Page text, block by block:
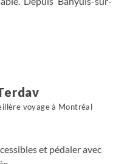
terrasses, lumière
roulons vers le col de
engagés, découvrons
ralentissons le tempo
vivant de Banyuls
voyage à Montréal
et pédaler avec